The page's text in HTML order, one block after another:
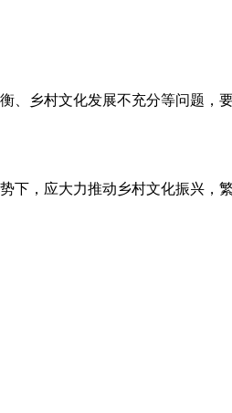
乡村文化发展不充分等问题，
下，应大力推动乡村文化振兴，